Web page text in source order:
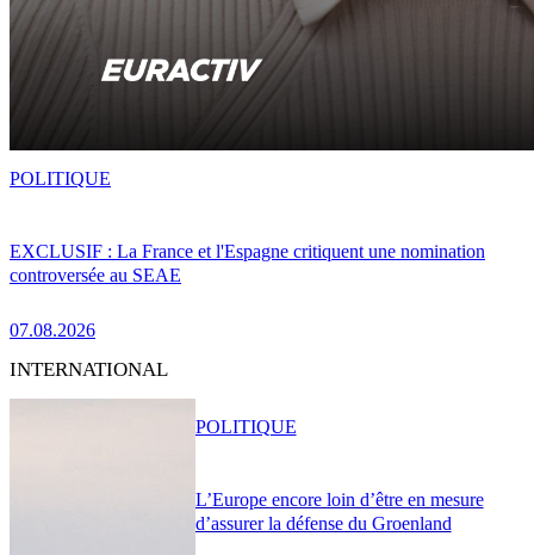
EXCLUSIF : La France et l'Espagne critiquent une nomination
controversée au SEAE
07.08.2026
POLITIQUE
INTERNATIONAL
L’Europe encore loin d’être en mesure
d’assurer la défense du Groenland
POLITIQUE